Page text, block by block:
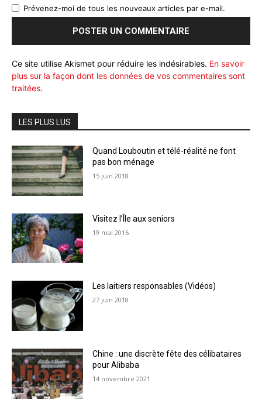
Prévenez-moi de tous les nouveaux articles par e-mail.
Ce site utilise Akismet pour réduire les indésirables. En savoir
plus sur la façon dont les données de vos commentaires sont
traitées.
LES PLUS LUS
Quand Louboutin et télé-réalité ne font
pas bon ménage
15 juin 2018
Visitez l’Île aux seniors
19 mai 2016
Les laitiers responsables (Vidéos)
27 juin 2018
Chine : une discrète fête des célibataires
pour Alibaba
14 novembre 2021